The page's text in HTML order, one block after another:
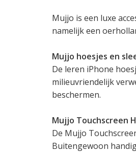
Mujjo is een luxe
namelijk een
Mujjo hoesjes en
De leren iPhone
milieuvriendelijk
beschermen.
Mujjo Touchscreen
De Mujjo
Buitengewoon